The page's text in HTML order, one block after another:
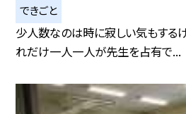
できごと
少人数なのは時に寂しい気もする
れだけ一人一人が先生を占有で...